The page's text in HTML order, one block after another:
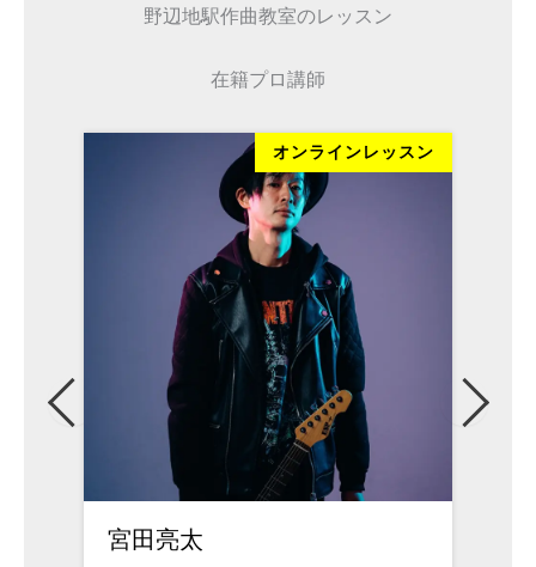
野辺地駅作曲教室のレッスン
在籍プロ講師
オンラインレッスン
宮田亮太